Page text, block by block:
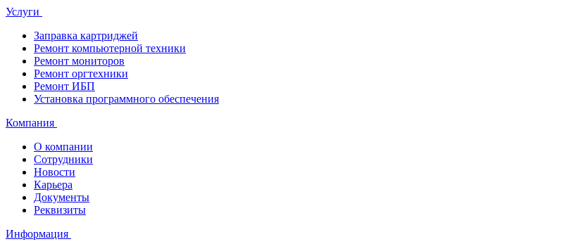
Услуги
Заправка картриджей
Ремонт компьютерной техники
Ремонт мониторов
Ремонт оргтехники
Ремонт ИБП
Установка программного обеспечения
Компания
О компании
Сотрудники
Новости
Карьера
Документы
Реквизиты
Информация